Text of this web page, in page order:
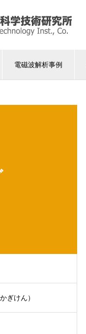
電磁波解析事例
ぎけん）